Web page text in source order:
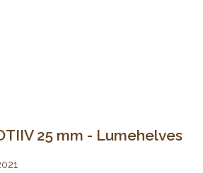
25 mm - Lumehelves